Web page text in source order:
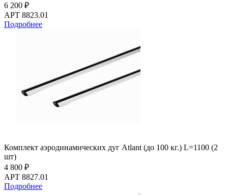
6 200 ₽
АРТ 8823.01
Подробнее
Комплект аэродинамических дуг Atlant (до 100 кг.) L=1100 (2
шт)
4 800 ₽
АРТ 8827.01
Подробнее